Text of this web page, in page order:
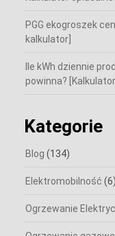
PGG ekogroszek
kalkulator]
Ile kWh dziennie
powinna? [Kalkulator]
Kategorie
Blog (134)
Elektromobilność (6)
Ogrzewanie